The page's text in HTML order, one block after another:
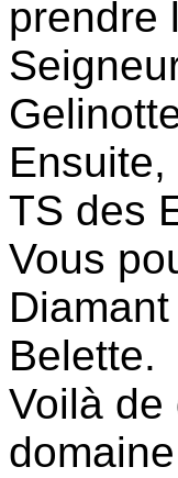
prendre
TS des
Vous
Belette.
Voilà de